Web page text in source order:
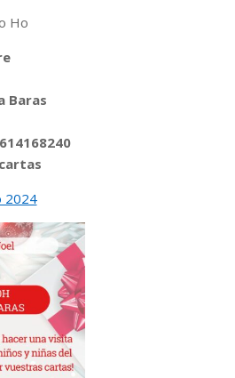
Ho
Baras
2024